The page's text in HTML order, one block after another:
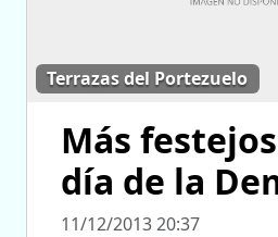
Terrazas del Portezuelo
Más
día de la
11/12/2013 20:37